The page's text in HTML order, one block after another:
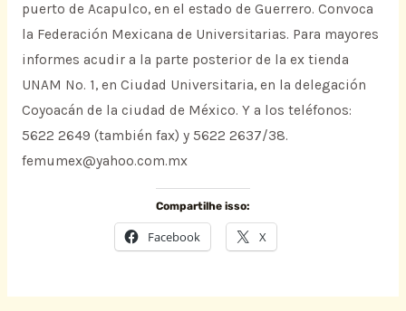
puerto de Acapulco, en el estado de Guerrero. Convoca
la Federación Mexicana de Universitarias. Para mayores
informes acudir a la parte posterior de la ex tienda
UNAM No. 1, en Ciudad Universitaria, en la delegación
Coyoacán de la ciudad de México. Y a los teléfonos:
5622 2649 (también fax) y 5622 2637/38.
femumex@yahoo.com.mx
Compartilhe isso:
Facebook X